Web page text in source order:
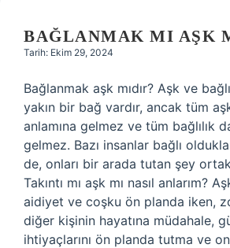
BAĞLANMAK MI AŞK
Tarih: Ekim 29, 2024
Bağlanmak aşk mıdır? Aşk ve
yakın bir bağ vardır, ancak tüm
anlamına gelmez ve tüm bağlılık
gelmez. Bazı insanlar bağlı
de, onları bir arada tutan şey ortak
Takıntı mı aşk mı nasıl anlarım?
aidiyet ve coşku ön planda iken,
diğer kişinin hayatına müdahale,
ihtiyaçlarını ön planda tutma ve